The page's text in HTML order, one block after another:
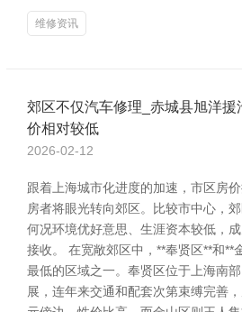
维修资讯
郊区不仅汽车修理_赤城县旭洋援
价相对较低
2026-02-12
跟着上海城市化进度的加速，市区房
房者将眼光转向郊区。比较市中心，
何况环境优好意思、生涯资本较低，
接收。 在宽敞郊区中，**奉贤区**和**
最低的区域之一。奉贤区位于上海南
展，连年来交通和配套次第束缚完善